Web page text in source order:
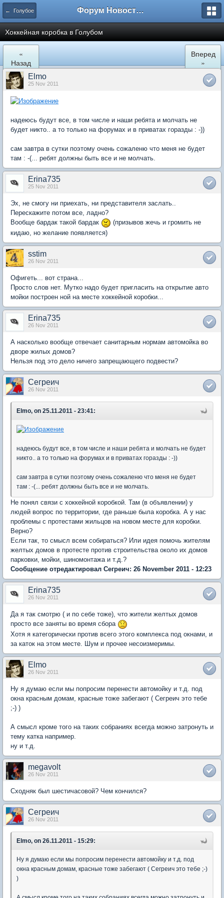
← Голубое Форум Новостройки
Хоккейная коробка в Голубом
«
Назад
Вперед
»
Elmo
25 Nov 2011
надеюсь будут все, в том числе и наши ребята и молчать не
будет никто.. а то только на форумах и в приватах горазды : -))
сам завтра в сутки поэтому очень сожаленю что меня не будет
там : -(... ребят должны быть все и не молчать.
Erina735
25 Nov 2011
Эх, не смогу ни приехать, ни представителя заслать..
Перескажите потом все, ладно?
Вообще бардак такой бардак
(призывов жечь и громить не
кидаю, но желание появляется)
sstim
26 Nov 2011
Офигеть... вот страна...
Просто слов нет. Мутко надо будет пригласить на открытие авто
мойки построен ной на месте хоккейной коробки...
Erina735
26 Nov 2011
А насколько вообще отвечает санитарным нормам автомойка во
дворе жилых домов?
Нельзя под это дело ничего запрещающего подвести?
Сегреич
26 Nov 2011
Elmo, on 25.11.2011 - 23:41:
надеюсь будут все, в том числе и наши ребята и молчать не будет
никто.. а то только на форумах и в приватах горазды : -))
сам завтра в сутки поэтому очень сожаленю что меня не будет
там : -(... ребят должны быть все и не молчать.
Не понял связи с хоккейной коробкой. Там (в объявлении) у
людей вопрос по территории, где раньше была коробка. А у нас
проблемы с протестами жильцов на новом месте для коробки.
Верно?
Если так, то смысл всем собираться? Или идея помочь жителям
желтых домов в протесте против строительства около их домов
парковки, мойки, шиномонтажа и т.д.?
Сообщение отредактировал Сегреич: 26 November 2011 - 12:23
Erina735
26 Nov 2011
Да я так смотрю ( и по себе тоже), что жители желтых домов
просто все заняты во время сбора
Хотя я категорически против всего этого комплекса под окнами, и
за каток на этом месте. Шум и прочее несоизмеримы.
Elmo
26 Nov 2011
Ну я думаю если мы попросим перенести автомойку и т.д. под
окна красным домам, красные тоже забегают ( Сегреич это тебе
;-) )
А смысл кроме того на таких собраниях всегда можно затронуть и
тему катка например.
ну и т.д.
megavolt
26 Nov 2011
Сходняк был шестичасовой? Чем кончился?
Сегреич
26 Nov 2011
Elmo, on 26.11.2011 - 15:29:
Ну я думаю если мы попросим перенести автомойку и т.д. под
окна красным домам, красные тоже забегают ( Сегреич это тебе ;-)
)